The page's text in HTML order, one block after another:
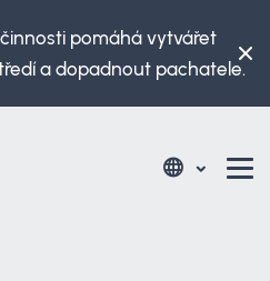
pomáhá vytvářet
a dopadnout pachatele.